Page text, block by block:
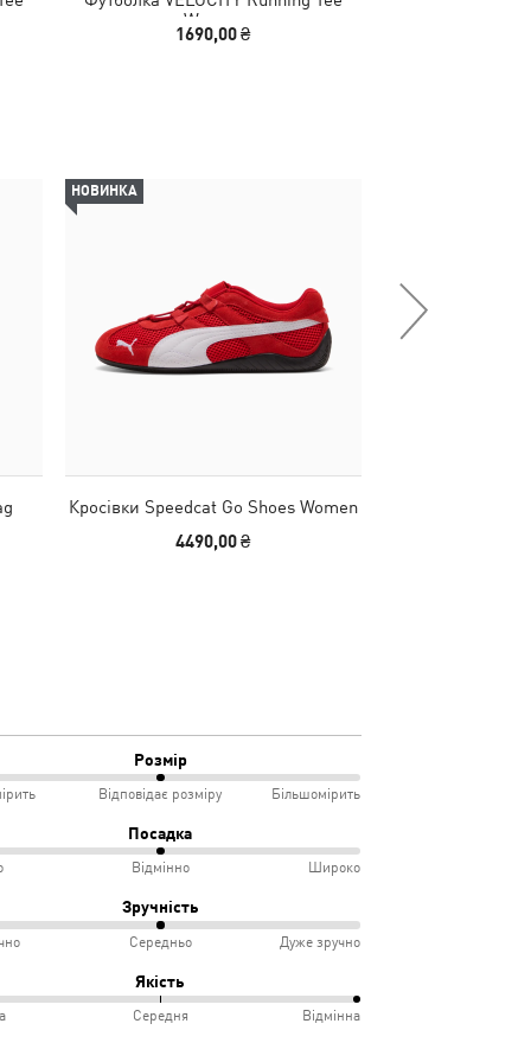
Women
1690,00 ₴
НОВИНКА
Кросівки Speedcat Go Shoes Women
4490,00 ₴
Розмір
Відповідає розміру Більшомірить
Посадка
Відмінно Широко
Зручність
Середньо Дуже зручно
Якість
Середня Відмінна